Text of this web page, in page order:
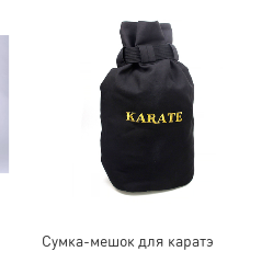
Сумка-мешок для каратэ